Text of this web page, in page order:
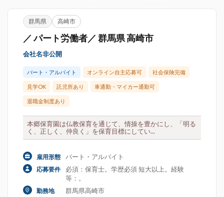
群馬県 高崎市
／ パート労働者／ 群馬県 高崎市
会社名非公開
パート・アルバイト オンライン自主応募可 社会保険完備
見学OK 託児所あり 車通勤・マイカー通勤可
退職金制度あり
本郷保育園は仏教保育を通じて、情操を豊かにし、「明る
く、正しく、仲良く」を保育目標にしてい...
雇用形態 パート・アルバイト
応募要件
必須：保育士。学歴必須 短大以上。経験
等：。
勤務地 群馬県高崎市